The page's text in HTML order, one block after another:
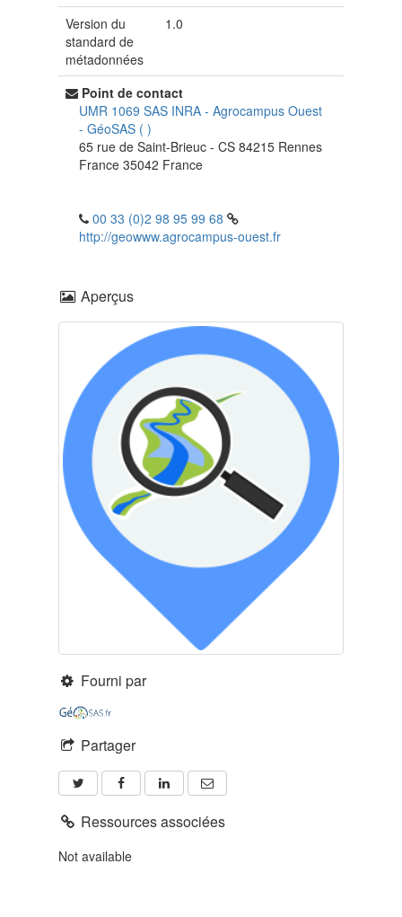
Version du
standard de
métadonnées
1.0
Point de contact
UMR 1069 SAS INRA - Agrocampus Ouest
- GéoSAS ( )
65 rue de Saint-Brieuc - CS 84215 Rennes
France 35042 France
00 33 (0)2 98 95 99 68
http://geowww.agrocampus-ouest.fr
Aperçus
Fourni par
Partager
Ressources associées
Not available